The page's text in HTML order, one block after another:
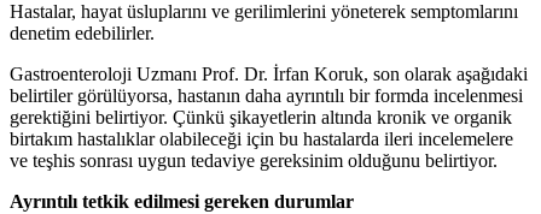
Hastalar, hayat üsluplarını ve gerilimlerini yöneterek semptomlarını
denetim edebilirler.
Gastroenteroloji Uzmanı Prof. Dr. İrfan Koruk, son olarak aşağıdaki
belirtiler görülüyorsa, hastanın daha ayrıntılı bir formda incelenmesi
gerektiğini belirtiyor. Çünkü ​şikayetlerin altında kronik ve organik
birtakım hastalıklar olabileceği için bu hastalarda ileri incelemelere
ve teşhis sonrası uygun tedaviye gereksinim olduğunu belirtiyor.
Ayrıntılı tetkik edilmesi gereken durumlar